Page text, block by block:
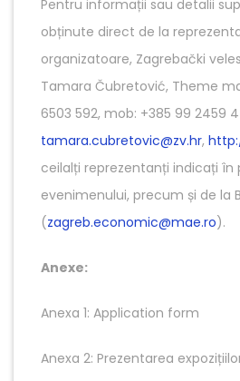
Pentru informații sau detalii
obținute direct de la
organizatoare, Zagrebački
Tamara Čubretović, Theme
6503 592, mob: +385 99 2459
tamara.cubretovic@zv.hr,
ceilalți reprezentanți indicați în
evenimenului, precum și de la
(zagreb.economic@mae.ro).
Anexe:
Anexa 1: Application form
Anexa 2: Prezentarea